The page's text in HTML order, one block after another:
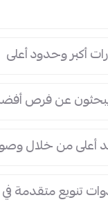
أكبر وحدود أعلى
عن فرص
أعلى من خلال
تنويع متقدمة